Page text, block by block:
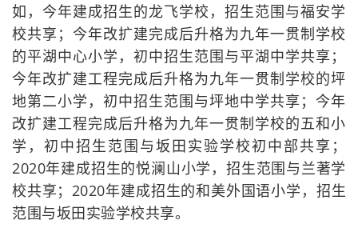
如，今年建成招生的龙飞学校，招生范围与福安学
校共享；今年改扩建完成后升格为九年一贯制学校
的平湖中心小学，初中招生范围与平湖中学共享；
今年改扩建工程完成后升格为九年一贯制学校的坪
地第二小学，初中招生范围与坪地中学共享；今年
改扩建工程完成后升格为九年一贯制学校的五和小
学，初中招生范围与坂田实验学校初中部共享；
2020年建成招生的悦澜山小学，招生范围与兰著学
校共享；2020年建成招生的和美外国语小学，招生
范围与坂田实验学校共享。